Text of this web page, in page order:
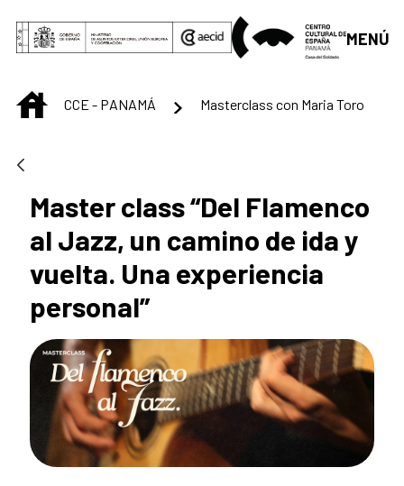
Saltar al contenido principal
MENÚ
INICIOCCE - PANAMÁ Masterclass con Maria Toro
Master class “Del Flamenco
al Jazz, un camino de ida y
vuelta. Una experiencia
personal”